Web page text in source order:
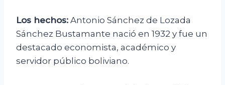
Los hechos: Antonio Sánchez de Lozada
Sánchez Bustamante nació en 1932 y fue un
destacado economista, académico y
servidor público boliviano.